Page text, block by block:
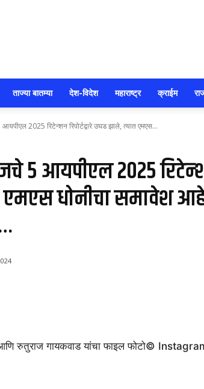
ताज्या बातम्या देश-विदेश महाराष्ट्र क्राईम
2025 रिटेन्शन रिपोर्टद्वारे उघड झाले, त्यात एमएस...
5 आयपीएल 2025 रिटेन्शन
धोनीचा समावेश
रुतुराज गायकवाड यांचा फाइल फोटो©